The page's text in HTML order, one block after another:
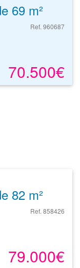
69 m²
Ref. 960687
70.500€
82 m²
Ref. 858426
79.000€